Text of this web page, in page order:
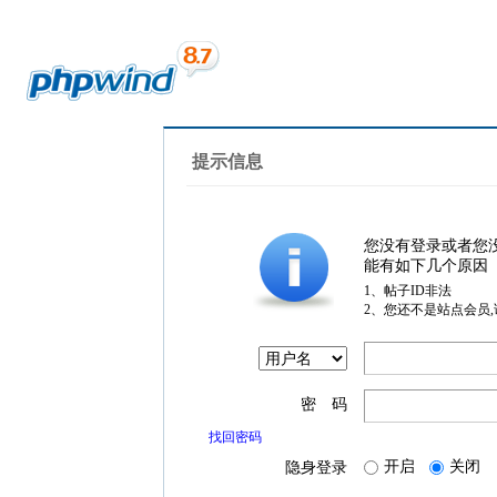
提示信息
您没有登录或者您
能有如下几个原因
1、帖子ID非法
2、您还不是站点会员
密 码
找回密码
隐身登录 开启 关闭